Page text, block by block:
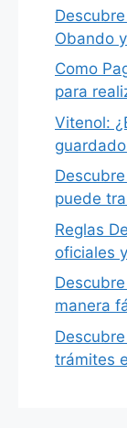
Obando
Como
para
Vitenol:
puede
Reglas
oficiales
manera
trámites